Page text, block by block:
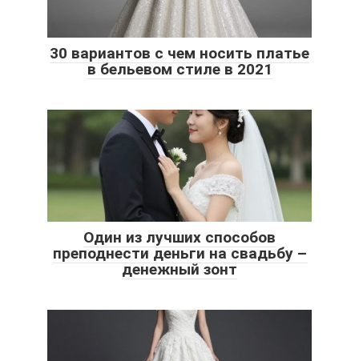
30 вариантов с чем носить платье
в бельевом стиле в 2021
Один из лучших способов
преподнести деньги на свадьбу –
денежный зонт